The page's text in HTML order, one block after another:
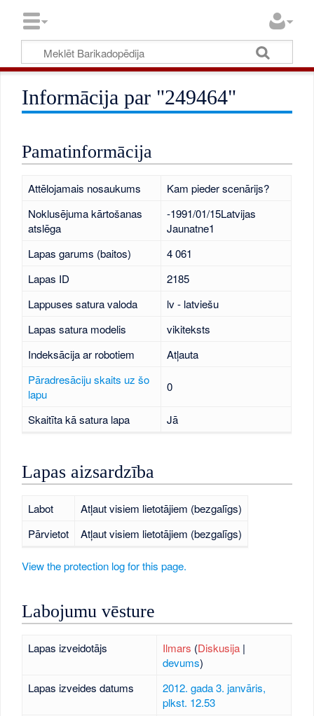
Informācija par "249464"
Pamatinformācija
Attēlojamais nosaukums
Kam pieder scenārijs?
Noklusējuma kārtošanas
atslēga
-1991/01/15Latvijas
Jaunatne1
Lapas garums (baitos)
4 061
Lapas ID
2185
Lappuses satura valoda
lv - latviešu
Lapas satura modelis
vikiteksts
Indeksācija ar robotiem
Atļauta
Pāradresāciju skaits uz šo
lapu
0
Skaitīta kā satura lapa Jā
Lapas aizsardzība
Labot
Atļaut visiem lietotājiem (bezgalīgs)
Pārvietot
Atļaut visiem lietotājiem (bezgalīgs)
View the protection log for this page.
Labojumu vēsture
Lapas izveidotājs Ilmars (Diskusija|
devums)
Lapas izveides datums
2012. gada 3. janvāris,
plkst. 12.53